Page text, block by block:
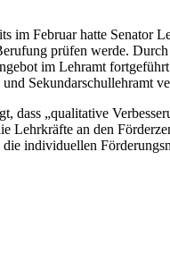
im Februar hatte Senator
prüfen werde.
im Lehramt
Sekundarschullehramt
dass „qualitative
Lehrkräfte an den
individuellen